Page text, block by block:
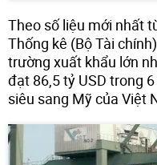
Theo số liệu mới nhất
Thống kê (Bộ Tài
trường xuất khẩu lớn
đạt 86,5 tỷ USD trong
siêu sang Mỹ của Việt